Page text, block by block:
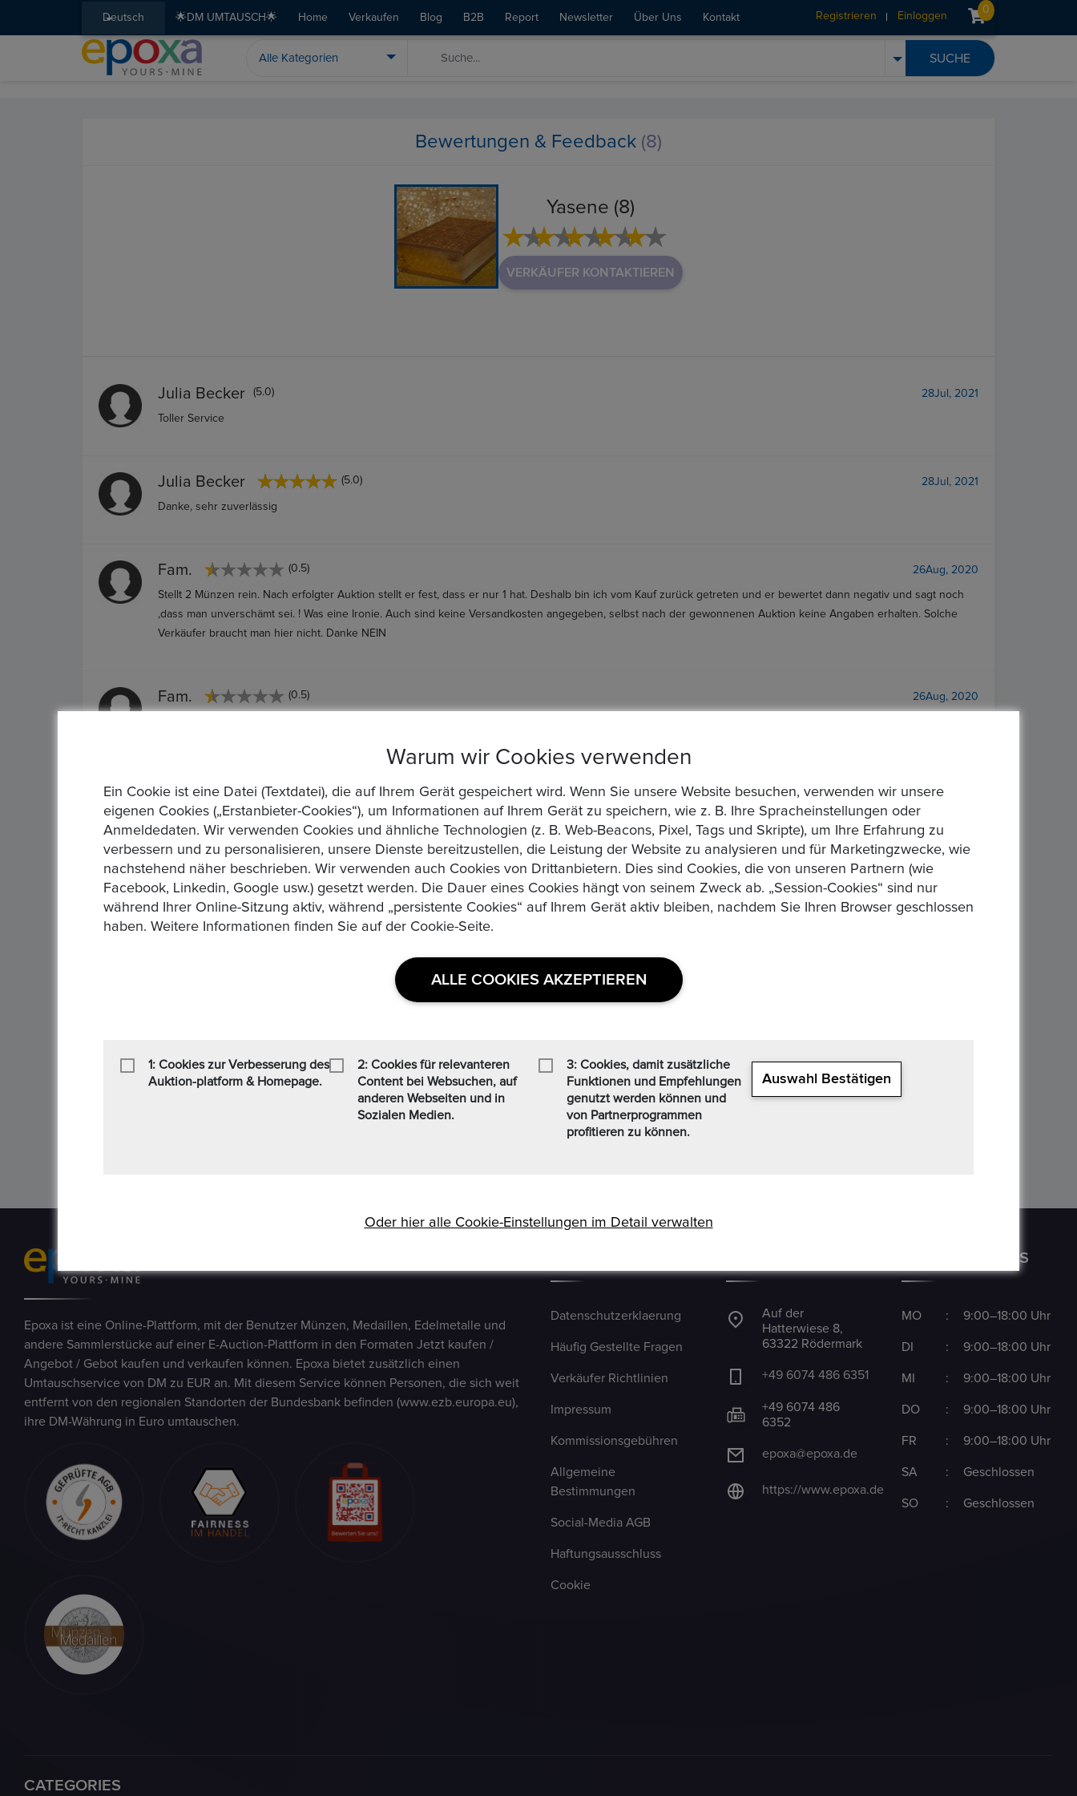
Deutsch 🌟DM UMTAUSCH🌟 Home Verkaufen Blog B2B Report Newsletter Über Uns Kontakt Registrieren Einloggen
0
Bewertungen & Feedback (8)
Yasene (8)
VERKÄUFER KONTAKTIEREN
Julia Becker (5.0)
Toller Service
28Jul, 2021
Julia Becker (5.0)
Danke, sehr zuverlässig
28Jul, 2021
Fam. (0.5)
Stellt 2 Münzen rein. Nach erfolgter Auktion stellt er fest, dass er nur 1 hat. Deshalb bin ich vom Kauf zurück getreten und er bewertet dann negativ und sagt noch
,dass man unverschämt sei. ! Was eine Ironie. Auch sind keine Versandkosten angegeben, selbst nach der gewonnenen Auktion keine Angaben erhalten. Solche
Verkäufer braucht man hier nicht. Danke NEIN
26Aug, 2020
Fam. (0.5) 26Aug, 2020
Michaela (5.0)
Gerne wieder
Michaela (5.0) 02Apr, 2020
Michaela (5.0)
Epoxa ist eine Online-Plattform, mit der Benutzer Münzen, Medaillen, Edelmetalle und
andere Sammlerstücke auf einer E-Auction-Plattform in den Formaten Jetzt kaufen /
Angebot / Gebot kaufen und verkaufen können. Epoxa bietet zusätzlich einen
Umtauschservice von DM zu EUR an. Mit diesem Service können Personen, die sich weit
entfernt von den regionalen Standorten der Bundesbank befinden (www.ezb.europa.eu),
ihre DM-Währung in Euro umtauschen.
Datenschutzerklaerung
Häufig Gestellte Fragen
Verkäufer Richtlinien
Impressum
Kommissionsgebühren
Allgemeine
Bestimmungen
Social-Media AGB
Haftungsausschluss
Cookie
Auf der
Hatterwiese 8,
63322 Rödermark
+49 6074 486 6351
+49 6074 486
6352
epoxa@epoxa.de
https://www.epoxa.de
OPENING HOURS
MO : 9:00–18:00 Uhr
DI : 9:00–18:00 Uhr
MI : 9:00–18:00 Uhr
DO : 9:00–18:00 Uhr
FR : 9:00–18:00 Uhr
SA : Geschlossen
SO : Geschlossen
CATEGORIES
Warum wir Cookies verwenden
Ein Cookie ist eine Datei (Textdatei), die auf Ihrem Gerät gespeichert wird. Wenn Sie unsere Website besuchen, verwenden wir unsere
eigenen Cookies („Erstanbieter-Cookies“), um Informationen auf Ihrem Gerät zu speichern, wie z. B. Ihre Spracheinstellungen oder
Anmeldedaten. Wir verwenden Cookies und ähnliche Technologien (z. B. Web-Beacons, Pixel, Tags und Skripte), um Ihre Erfahrung zu
verbessern und zu personalisieren, unsere Dienste bereitzustellen, die Leistung der Website zu analysieren und für Marketingzwecke, wie
nachstehend näher beschrieben. Wir verwenden auch Cookies von Drittanbietern. Dies sind Cookies, die von unseren Partnern (wie
Facebook, Linkedin, Google usw.) gesetzt werden. Die Dauer eines Cookies hängt von seinem Zweck ab. „Session-Cookies“ sind nur
während Ihrer Online-Sitzung aktiv, während „persistente Cookies“ auf Ihrem Gerät aktiv bleiben, nachdem Sie Ihren Browser geschlossen
haben. Weitere Informationen finden Sie auf der Cookie-Seite.
ALLE COOKIES AKZEPTIEREN
1: Cookies zur Verbesserung des
Auktion-platform & Homepage.
2: Cookies für relevanteren
Content bei Websuchen, auf
anderen Webseiten und in
Sozialen Medien.
3: Cookies, damit zusätzliche
Funktionen und Empfehlungen
genutzt werden können und
von Partnerprogrammen
profitieren zu können.
Auswahl Bestätigen
Oder hier alle Cookie-Einstellungen im Detail verwalten